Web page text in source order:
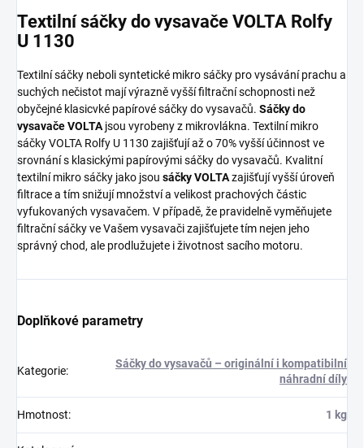
Textilní sáčky do vysavače VOLTA Rolfy
U 1130
Textilní sáčky neboli syntetické mikro sáčky pro vysávání prachu a
suchých nečistot mají výrazně vyšší filtrační schopnosti než
obyčejné klasicvké papírové sáčky do vysavačů. Sáčky do
vysavače VOLTA jsou vyrobeny z mikrovlákna. Textilní mikro
sáčky VOLTA Rolfy U 1130 zajišťují až o 70% vyšší účinnost ve
srovnání s klasickými papírovými sáčky do vysavačů. Kvalitní
textilní mikro sáčky jako jsou sáčky VOLTAzajišťují vyšší úroveň
filtrace a tím snižují množství a velikost prachových částic
vyfukovaných vysavačem. V případě, že pravidelně vyměňujete
filtrační sáčky ve Vašem vysavači zajišťujete tím nejen jeho
správný chod, ale prodlužujete i životnost sacího motoru.
Doplňkové parametry
Kategorie:
Sáčky do vysavačů – originální i kompatibilní
náhradní díly
Hmotnost: 1 kg